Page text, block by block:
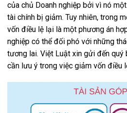
của chủ Doanh nghiệp bởi vì nó
tài chính bị giảm. Tuy nhiên, trong
vốn điều lệ lại là một phương án
nghiệp có thể đối phó với những
tương lai. Việt Luật xin gửi đến quý
cần lưu ý trong việc giảm vốn điều